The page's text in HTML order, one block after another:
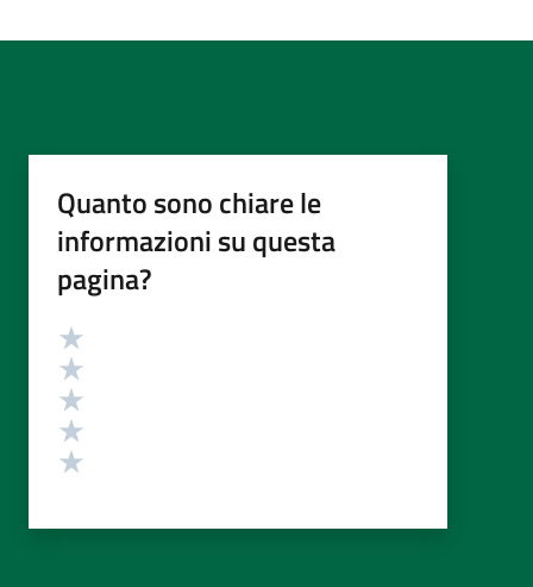
Quanto sono chiare le
informazioni su questa
pagina?
Valutazione